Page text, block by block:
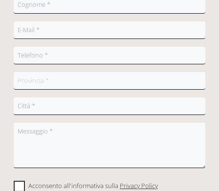
Acconsento all'informativa sulla Privacy Policy